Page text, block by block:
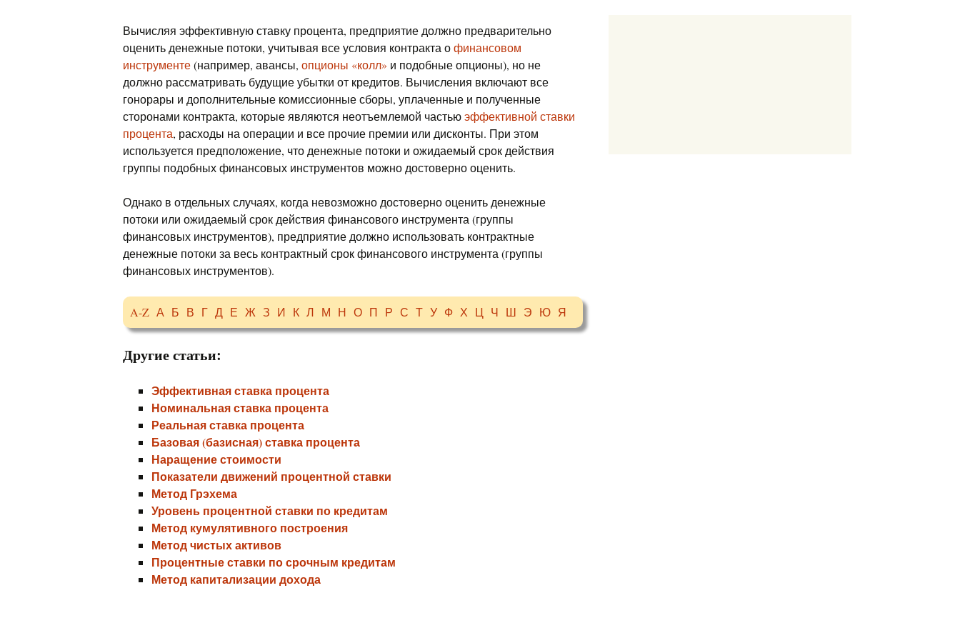
Вычисляя эффективную ставку процента, предприятие должно предварительно
оценить денежные потоки, учитывая все условия контракта офинансовом
инструменте(например, авансы, опционы «колл» и подобные опционы), но не
должно рассматривать будущие убытки от кредитов. Вычисления включают все
гонорары и дополнительные комиссионные сборы, уплаченные и полученные
сторонами контракта, которые являются неотъемлемой частьюэффективной ставки
процента, расходы на операции и все прочие премии или дисконты. При этом
используется предположение, что денежные потоки и ожидаемый срок действия
группы подобных финансовых инструментов можно достоверно оценить.
Однако в отдельных случаях, когда невозможно достоверно оценить денежные
потоки или ожидаемый срок действия финансового инструмента (группы
финансовых инструментов), предприятие должно использовать контрактные
денежные потоки за весь контрактный срок финансового инструмента (группы
финансовых инструментов).
A-Z А Б В Г Д Е Ж З И К Л М Н О П Р С Т У Ф Х Ц Ч Ш Э Ю Я
Другие статьи:
Эффективная ставка процента
Номинальная ставка процента
Реальная ставка процента
Базовая (базисная) ставка процента
Наращение стоимости
Показатели движений процентной ставки
Метод Грэхема
Уровень процентной ставки по кредитам
Метод кумулятивного построения
Метод чистых активов
Процентные ставки по срочным кредитам
Метод капитализации дохода